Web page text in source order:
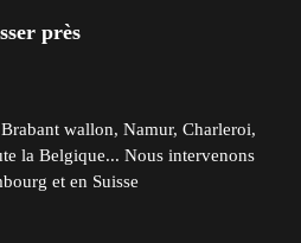
près
Brabant wallon, Namur, Charleroi,
la Belgique... Nous intervenons
et en Suisse